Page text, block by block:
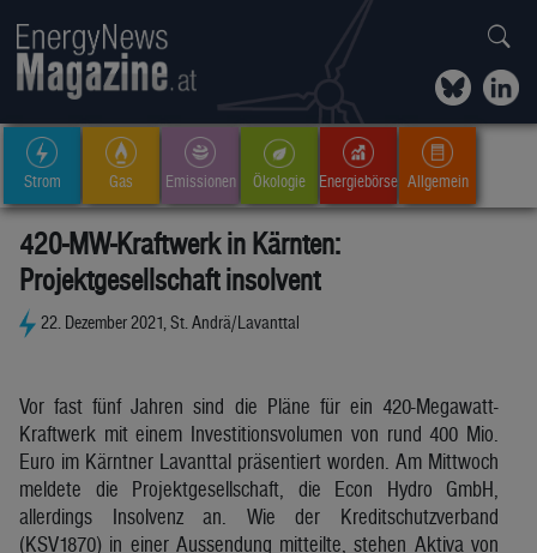
Strom Gas Emissionen Ökologie Energiebörse Allgemein
420-MW-Kraftwerk in Kärnten:
Projektgesellschaft insolvent
22. Dezember 2021, St. Andrä/Lavanttal
Vor fast fünf Jahren sind die Pläne für ein 420-Megawatt-
Kraftwerk mit einem Investitionsvolumen von rund 400 Mio.
Euro im Kärntner Lavanttal präsentiert worden. Am Mittwoch
meldete die Projektgesellschaft, die Econ Hydro GmbH,
allerdings Insolvenz an. Wie der Kreditschutzverband
(KSV1870) in einer Aussendung mitteilte, stehen Aktiva von